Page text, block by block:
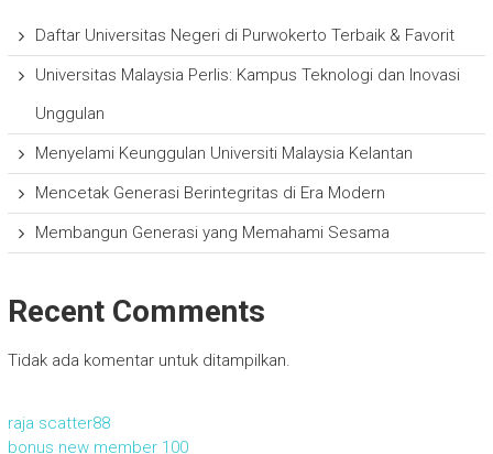
Daftar Universitas Negeri di Purwokerto Terbaik & Favorit
Universitas Malaysia Perlis: Kampus Teknologi dan Inovasi
Unggulan
Menyelami Keunggulan Universiti Malaysia Kelantan
Mencetak Generasi Berintegritas di Era Modern
Membangun Generasi yang Memahami Sesama
Recent Comments
Tidak ada komentar untuk ditampilkan.
raja scatter88
bonus new member 100